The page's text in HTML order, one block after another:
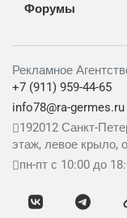
Форумы
Рекламное
+7 (911) 959-44-65
info78@ra-germes.ru
192012 Санкт-
этаж, левое крыло,
пн-пт с 10:00 до